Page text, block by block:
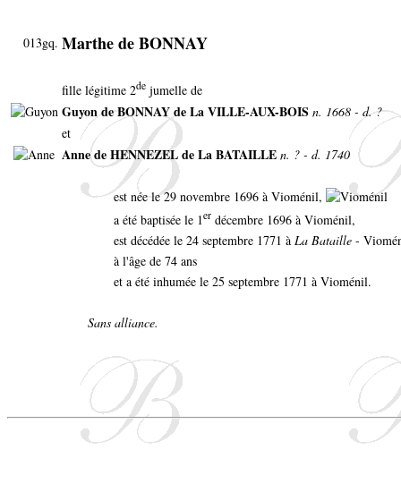
013gq. Marthe de BONNAY
fille légitime 2de jumelle de
Guyon de BONNAY de La VILLE-AUX-BOIS n. 1668 - d. ?
et
Anne de HENNEZEL de La BATAILLE n. ? - d. 1740
est née le 29 novembre 1696 à Vioménil,
a été baptisée le 1er décembre 1696 à Vioménil,
est décédée le 24 septembre 1771 à La Bataille -
à l'âge de 74 ans
et a été inhumée le 25 septembre 1771 à Vioménil.
Sans alliance.